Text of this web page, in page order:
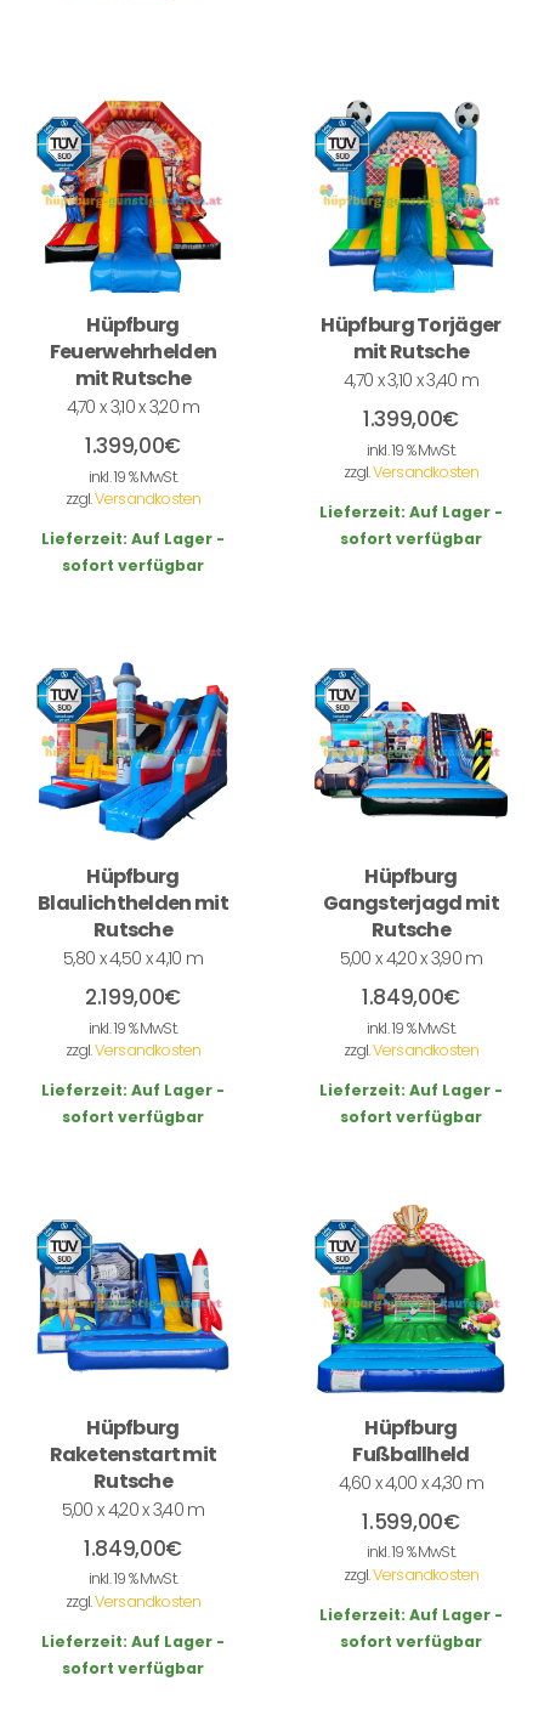
Hüpfburg
Feuerwehrhelden
mit Rutsche
4,70 x 3,10 x 3,20 m
1.399,00€
inkl. 19 % MwSt.
zzgl.Versandkosten
Lieferzeit: Auf Lager -
sofort verfügbar
Hüpfburg Torjäger
mit Rutsche
4,70 x 3,10 x 3,40 m
1.399,00€
inkl. 19 % MwSt.
zzgl.Versandkosten
Lieferzeit: Auf Lager -
sofort verfügbar
Hüpfburg
Blaulichthelden mit
Rutsche
5,80 x 4,50 x 4,10 m
2.199,00€
inkl. 19 % MwSt.
zzgl.Versandkosten
Lieferzeit: Auf Lager -
sofort verfügbar
Hüpfburg
Gangsterjagd mit
Rutsche
5,00 x 4,20 x 3,90 m
1.849,00€
inkl. 19 % MwSt.
zzgl.Versandkosten
Lieferzeit: Auf Lager -
sofort verfügbar
Hüpfburg
Raketenstart mit
Rutsche
5,00 x 4,20 x 3,40 m
1.849,00€
inkl. 19 % MwSt.
zzgl.Versandkosten
Lieferzeit: Auf Lager -
sofort verfügbar
Hüpfburg
Fußballheld
4,60 x 4,00 x 4,30 m
1.599,00€
inkl. 19 % MwSt.
zzgl.Versandkosten
Lieferzeit: Auf Lager -
sofort verfügbar